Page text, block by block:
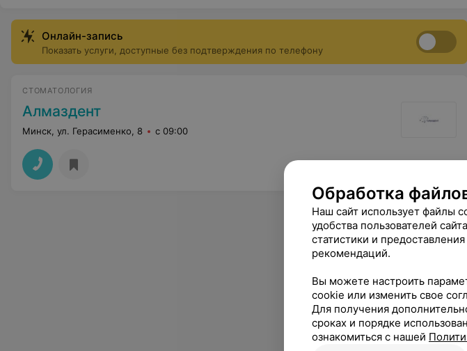
Онлайн-запись
Показать услуги, доступные без подтверждения по телефону
СТОМАТОЛОГИЯ
Алмаздент
Минск, ул. Герасименко, 8 с 09:00
Обработка
Наш сайт использует файлы
удобства пользователей
статистики и
рекомендаций.
Вы можете настроить
cookie или изменить свое
Для получения
сроках и порядке
ознакомиться с нашей